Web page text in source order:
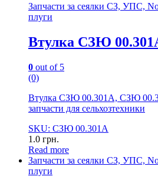
Запчасти за сеялки СЗ, УПС,
плуги
Втулка СЗЮ
0 out of 5
(0)
Втулка СЗЮ 00.301А, СЗЮ
запчасти для сельхозтехники
SKU: СЗЮ 00.301А
1.0 грн.
Read more
Запчасти за сеялки СЗ, УПС,
плуги